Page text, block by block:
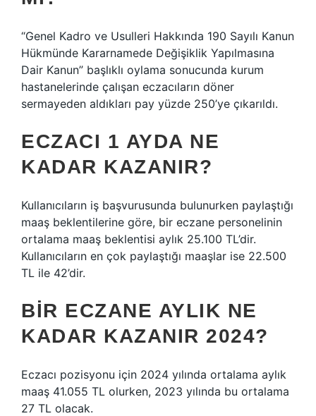
“Genel Kadro ve Usulleri Hakkında 190 Sayılı Kanun
Hükmünde Kararnamede Değişiklik Yapılmasına
Dair Kanun” başlıklı oylama sonucunda kurum
hastanelerinde çalışan eczacıların döner
sermayeden aldıkları pay yüzde 250’ye çıkarıldı.
ECZACI 1 AYDA NE
KADAR KAZANIR?
Kullanıcıların iş başvurusunda bulunurken paylaştığı
maaş beklentilerine göre, bir eczane personelinin
ortalama maaş beklentisi aylık 25.100 TL’dir.
Kullanıcıların en çok paylaştığı maaşlar ise 22.500
TL ile 42’dir.
BIR ECZANE AYLIK NE
KADAR KAZANIR 2024?
Eczacı pozisyonu için 2024 yılında ortalama aylık
maaş 41.055 TL olurken, 2023 yılında bu ortalama
27 TL olacak.